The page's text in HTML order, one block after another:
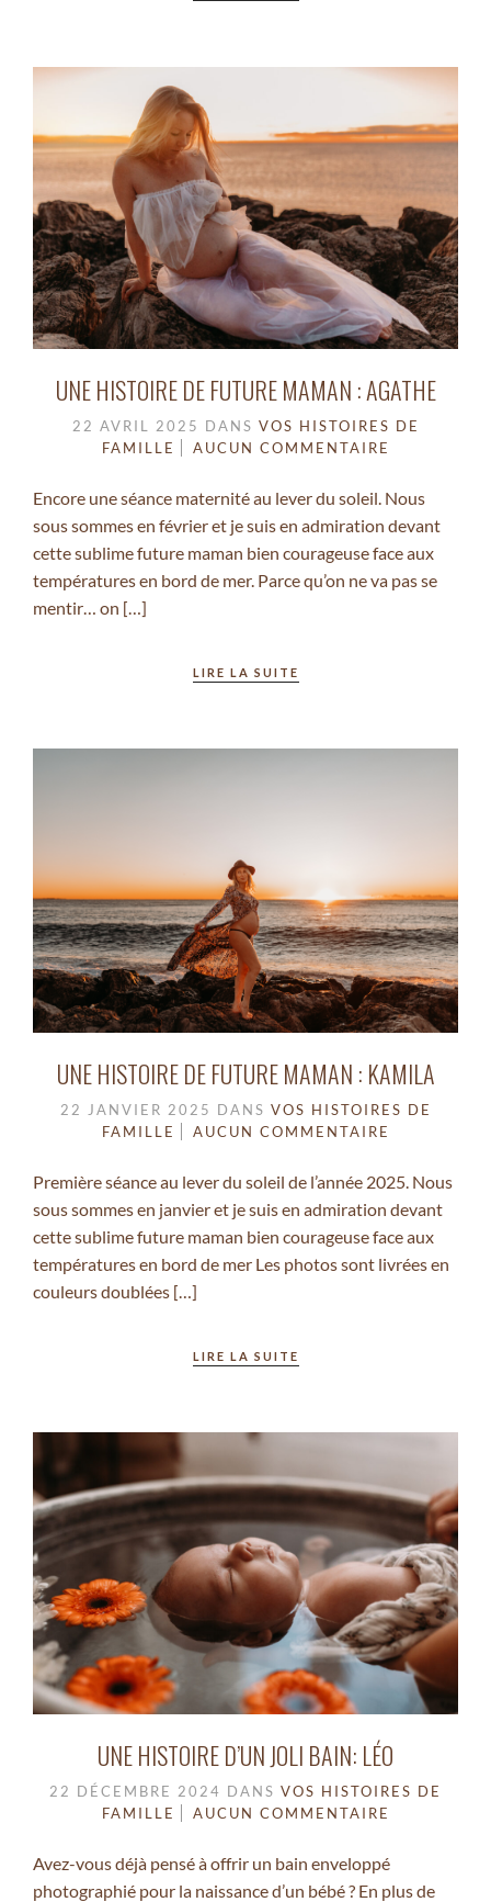
UNE HISTOIRE DE FUTURE MAMAN : AGATHE
22 AVRIL 2025 DANS VOS HISTOIRES DE
FAMILLE
AUCUN COMMENTAIRE
Encore une séance maternité au lever du soleil. Nous
sous sommes en février et je suis en admiration devant
cette sublime future maman bien courageuse face aux
températures en bord de mer. Parce qu’on ne va pas se
mentir… on […]
LIRE LA SUITE
UNE HISTOIRE DE FUTURE MAMAN : KAMILA
22 JANVIER 2025 DANS VOS HISTOIRES DE
FAMILLE
AUCUN COMMENTAIRE
Première séance au lever du soleil de l’année 2025. Nous
sous sommes en janvier et je suis en admiration devant
cette sublime future maman bien courageuse face aux
températures en bord de mer Les photos sont livrées en
couleurs doublées […]
LIRE LA SUITE
UNE HISTOIRE D’UN JOLI BAIN: LÉO
22 DÉCEMBRE 2024 DANS VOS HISTOIRES DE
FAMILLE
AUCUN COMMENTAIRE
Avez-vous déjà pensé à offrir un bain enveloppé
photographié pour la naissance d’un bébé ? En plus de